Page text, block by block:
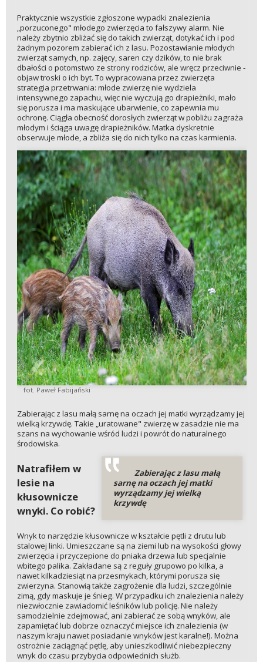
Praktycznie wszystkie zgłoszone wypadki znalezienia
„porzuconego" młodego zwierzęcia to fałszywy alarm. Nie
należy zbytnio zbliżać się do takich zwierząt, dotykać ich i pod
żadnym pozorem zabierać ich z lasu. Pozostawianie młodych
zwierząt samych, np. zajęcy, saren czy dzików, to nie brak
dbałości o potomstwo ze strony rodziców, ale wręcz przeciwnie -
objaw troski o ich byt. To wypracowana przez zwierzęta
strategia przetrwania: młode zwierzę nie wydziela
intensywnego zapachu, więc nie wyczują go drapieżniki, mało
się porusza i ma maskujące ubarwienie, co zapewnia mu
ochronę. Ciągła obecność dorosłych zwierząt w pobliżu zagraża
młodym i ściąga uwagę drapieżników. Matka dyskretnie
obserwuje młode, a zbliża się do nich tylko na czas karmienia.
fot. Paweł Fabijański
Zabierając z lasu małą sarnę na oczach jej matki wyrządzamy jej
wielką krzywdę. Takie „uratowane" zwierzę w zasadzie nie ma
szans na wychowanie wśród ludzi i powrót do naturalnego
środowiska.
Zabierając z lasu małą
sarnę na oczach jej matki
wyrządzamy jej wielką
krzywdę
Natrafiłem w
lesie na
kłusownicze
wnyki. Co robić?
Wnyk to narzędzie kłusownicze w kształcie pętli z drutu lub
stalowej linki. Umieszczane są na ziemi lub na wysokości głowy
zwierzęcia i przyczepione do pniaka drzewa lub specjalnie
wbitego palika. Zakładane są z reguły grupowo po kilka, a
nawet kilkadziesiąt na przesmykach, którymi porusza się
zwierzyna. Stanowią także zagrożenie dla ludzi, szczególnie
zimą, gdy maskuje je śnieg. W przypadku ich znalezienia należy
niezwłocznie zawiadomić leśników lub policję. Nie należy
samodzielnie zdejmować, ani zabierać ze sobą wnyków, ale
zapamiętać lub dobrze oznaczyć miejsce ich znalezienia (w
naszym kraju nawet posiadanie wnyków jest karalne!). Można
ostrożnie zaciągnąć pętlę, aby unieszkodliwić niebezpieczny
wnyk do czasu przybycia odpowiednich służb.